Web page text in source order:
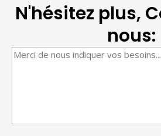
N'hésitez plus,
nous: